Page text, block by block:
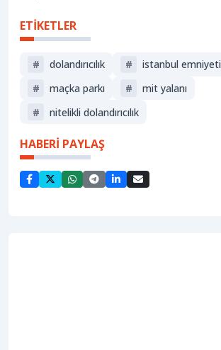
ETİKETLER
# dolandırıcılık #
istanbul emniyeti
#
maçka parkı #
mi̇t yalanı
#
nitelikli dolandırıcılık
HABERİ PAYLAŞ